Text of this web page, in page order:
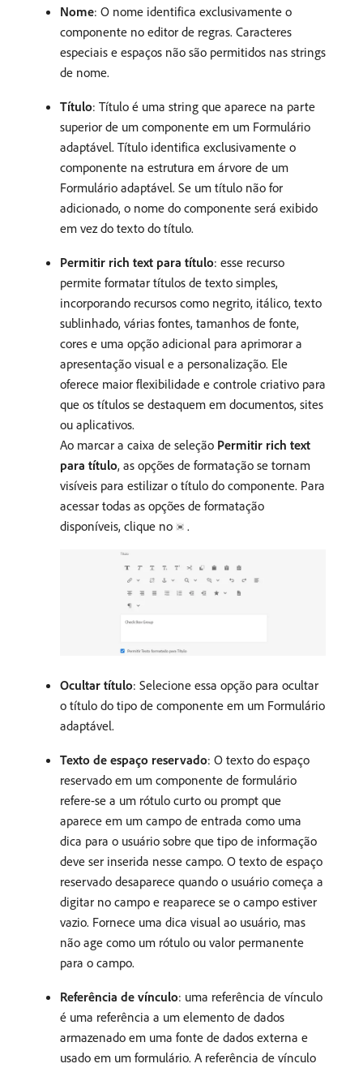
Nome: O nome identifica exclusivamente o
componente no editor de regras. Caracteres
especiais e espaços não são permitidos nas strings
de nome.
Título: Título é uma string que aparece na parte
superior de um componente em um Formulário
adaptável. Título identifica exclusivamente o
componente na estrutura em árvore de um
Formulário adaptável. Se um título não for
adicionado, o nome do componente será exibido
em vez do texto do título.
Permitir rich text para título: esse recurso
permite formatar títulos de texto simples,
incorporando recursos como negrito, itálico, texto
sublinhado, várias fontes, tamanhos de fonte,
cores e uma opção adicional para aprimorar a
apresentação visual e a personalização. Ele
oferece maior flexibilidade e controle criativo para
que os títulos se destaquem em documentos, sites
ou aplicativos.
Ao marcar a caixa de seleção Permitir rich text
para título, as opções de formatação se tornam
visíveis para estilizar o título do componente. Para
acessar todas as opções de formatação
disponíveis, clique no
.
Ocultar título: Selecione essa opção para ocultar
o título do tipo de componente em um Formulário
adaptável.
Texto de espaço reservado: O texto do espaço
reservado em um componente de formulário
refere-se a um rótulo curto ou prompt que
aparece em um campo de entrada como uma
dica para o usuário sobre que tipo de informação
deve ser inserida nesse campo. O texto de espaço
reservado desaparece quando o usuário começa a
digitar no campo e reaparece se o campo estiver
vazio. Fornece uma dica visual ao usuário, mas
não age como um rótulo ou valor permanente
para o campo.
Referência de vínculo: uma referência de vínculo
é uma referência a um elemento de dados
armazenado em uma fonte de dados externa e
usado em um formulário. A referência de vínculo